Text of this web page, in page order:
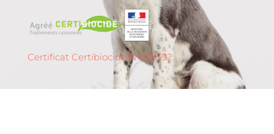
Certificat Certibiocide N°026592